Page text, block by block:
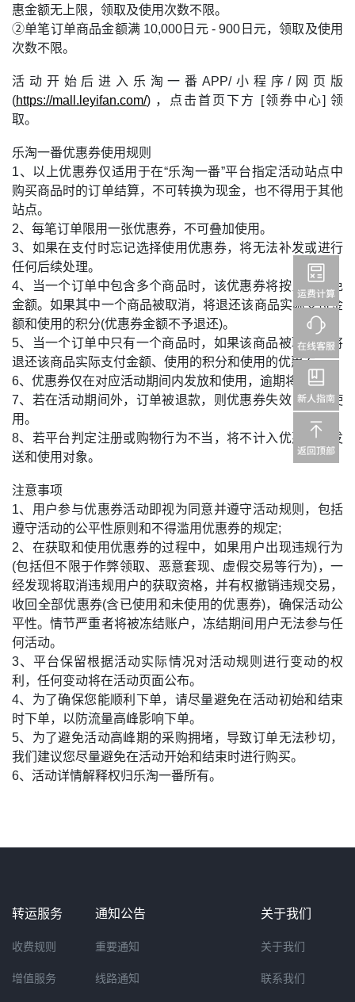
惠金额无上限，领取及使用次数不限。
②单笔订单商品金额满 10,000日元 - 900日元，领取及使用
次数不限。
活动开始后进入乐淘一番APP/小程序/网页版
(https://mall.leyifan.com/) ，点击首页下方 [领券中心] 领
取。
乐淘一番优惠券使用规则
1、以上优惠券仅适用于在“乐淘一番”平台指定活动站点中
购买商品时的订单结算，不可转换为现金，也不得用于其他
站点。
2、每笔订单限用一张优惠券，不可叠加使用。
3、如果在支付时忘记选择使用优惠券，将无法补发或进行
任何后续处理。
4、当一个订单中包含多个商品时，该优惠券将按比例减免
金额。如果其中一个商品被取消，将退还该商品实际支付金
额和使用的积分(优惠券金额不予退还)。
5、当一个订单中只有一个商品时，如果该商品被取消，将
退还该商品实际支付金额、使用的积分和使用的优惠券。
6、优惠券仅在对应活动期间内发放和使用，逾期将失效。
7、若在活动期间外，订单被退款，则优惠券失效，不可使
用。
8、若平台判定注册或购物行为不当，将不计入优惠券的发
送和使用对象。
注意事项
1、用户参与优惠券活动即视为同意并遵守活动规则，包括
遵守活动的公平性原则和不得滥用优惠券的规定;
2、在获取和使用优惠券的过程中，如果用户出现违规行为
(包括但不限于作弊领取、恶意套现、虚假交易等行为)，一
经发现将取消违规用户的获取资格，并有权撤销违规交易，
收回全部优惠券(含已使用和未使用的优惠券)，确保活动公
平性。情节严重者将被冻结账户，冻结期间用户无法参与任
何活动。
3、平台保留根据活动实际情况对活动规则进行变动的权
利，任何变动将在活动页面公布。
4、为了确保您能顺利下单，请尽量避免在活动初始和结束
时下单，以防流量高峰影响下单。
5、为了避免活动高峰期的采购拥堵，导致订单无法秒切，
我们建议您尽量避免在活动开始和结束时进行购买。
6、活动详情解释权归乐淘一番所有。
转运服务
收费规则
增值服务
通知公告
重要通知
线路通知
关于我们
关于我们
联系我们